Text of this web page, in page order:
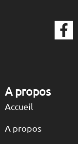
A propos
Accueil
A propos